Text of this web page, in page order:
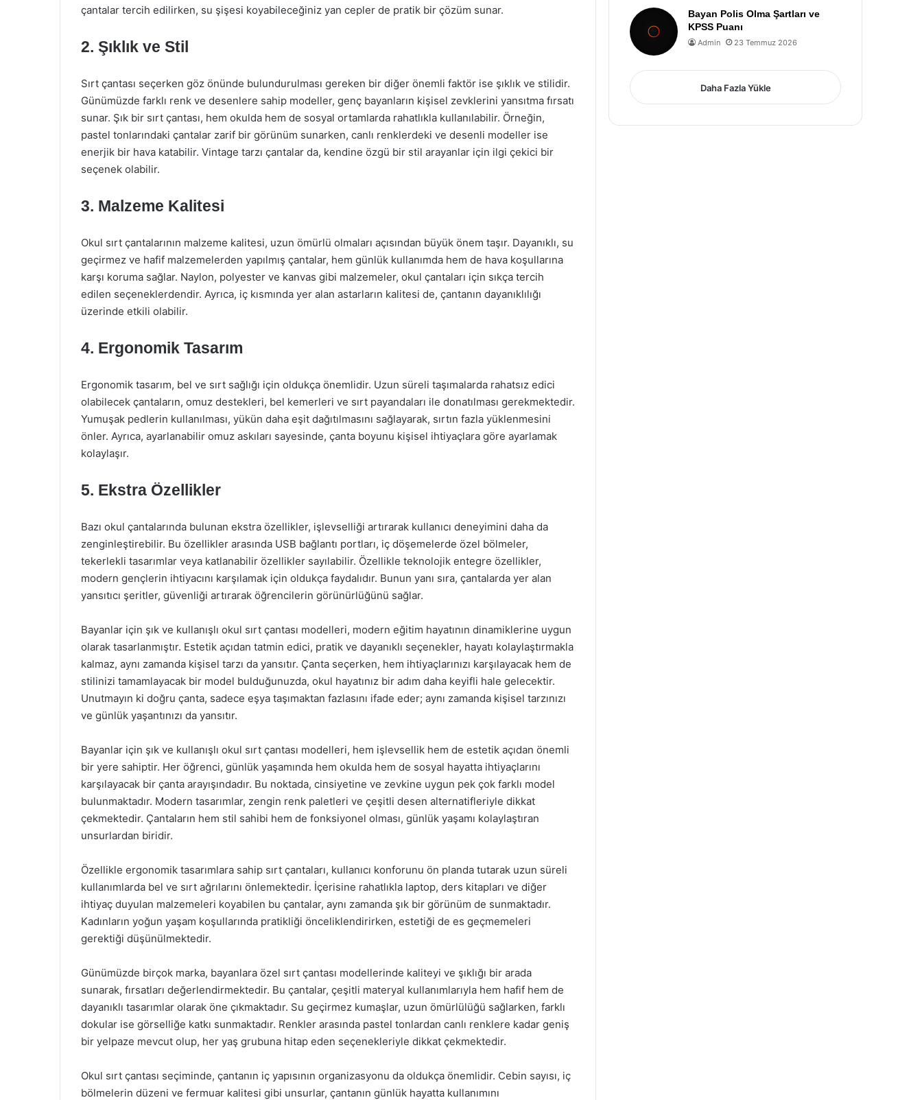
çantalar tercih edilirken, su şişesi koyabileceğiniz yan cepler de pratik bir çözüm sunar.
2. Şıklık ve Stil
Sırt çantası seçerken göz önünde bulundurulması gereken bir diğer önemli faktör ise şıklık ve stilidir.
Günümüzde farklı renk ve desenlere sahip modeller, genç bayanların kişisel zevklerini yansıtma fırsatı
sunar. Şık bir sırt çantası, hem okulda hem de sosyal ortamlarda rahatlıkla kullanılabilir. Örneğin,
pastel tonlarındaki çantalar zarif bir görünüm sunarken, canlı renklerdeki ve desenli modeller ise
enerjik bir hava katabilir. Vintage tarzı çantalar da, kendine özgü bir stil arayanlar için ilgi çekici bir
seçenek olabilir.
3. Malzeme Kalitesi
Okul sırt çantalarının malzeme kalitesi, uzun ömürlü olmaları açısından büyük önem taşır. Dayanıklı, su
geçirmez ve hafif malzemelerden yapılmış çantalar, hem günlük kullanımda hem de hava koşullarına
karşı koruma sağlar. Naylon, polyester ve kanvas gibi malzemeler, okul çantaları için sıkça tercih
edilen seçeneklerdendir. Ayrıca, iç kısmında yer alan astarların kalitesi de, çantanın dayanıklılığı
üzerinde etkili olabilir.
4. Ergonomik Tasarım
Ergonomik tasarım, bel ve sırt sağlığı için oldukça önemlidir. Uzun süreli taşımalarda rahatsız edici
olabilecek çantaların, omuz destekleri, bel kemerleri ve sırt payandaları ile donatılması gerekmektedir.
Yumuşak pedlerin kullanılması, yükün daha eşit dağıtılmasını sağlayarak, sırtın fazla yüklenmesini
önler. Ayrıca, ayarlanabilir omuz askıları sayesinde, çanta boyunu kişisel ihtiyaçlara göre ayarlamak
kolaylaşır.
5. Ekstra Özellikler
Bazı okul çantalarında bulunan ekstra özellikler, işlevselliği artırarak kullanıcı deneyimini daha da
zenginleştirebilir. Bu özellikler arasında USB bağlantı portları, iç döşemelerde özel bölmeler,
tekerlekli tasarımlar veya katlanabilir özellikler sayılabilir. Özellikle teknolojik entegre özellikler,
modern gençlerin ihtiyacını karşılamak için oldukça faydalıdır. Bunun yanı sıra, çantalarda yer alan
yansıtıcı şeritler, güvenliği artırarak öğrencilerin görünürlüğünü sağlar.
Bayanlar için şık ve kullanışlı okul sırt çantası modelleri, modern eğitim hayatının dinamiklerine uygun
olarak tasarlanmıştır. Estetik açıdan tatmin edici, pratik ve dayanıklı seçenekler, hayatı kolaylaştırmakla
kalmaz, aynı zamanda kişisel tarzı da yansıtır. Çanta seçerken, hem ihtiyaçlarınızı karşılayacak hem de
stilinizi tamamlayacak bir model bulduğunuzda, okul hayatınız bir adım daha keyifli hale gelecektir.
Unutmayın ki doğru çanta, sadece eşya taşımaktan fazlasını ifade eder; aynı zamanda kişisel tarzınızı
ve günlük yaşantınızı da yansıtır.
Bayanlar için şık ve kullanışlı okul sırt çantası modelleri, hem işlevsellik hem de estetik açıdan önemli
bir yere sahiptir. Her öğrenci, günlük yaşamında hem okulda hem de sosyal hayatta ihtiyaçlarını
karşılayacak bir çanta arayışındadır. Bu noktada, cinsiyetine ve zevkine uygun pek çok farklı model
bulunmaktadır. Modern tasarımlar, zengin renk paletleri ve çeşitli desen alternatifleriyle dikkat
çekmektedir. Çantaların hem stil sahibi hem de fonksiyonel olması, günlük yaşamı kolaylaştıran
unsurlardan biridir.
Özellikle ergonomik tasarımlara sahip sırt çantaları, kullanıcı konforunu ön planda tutarak uzun süreli
kullanımlarda bel ve sırt ağrılarını önlemektedir. İçerisine rahatlıkla laptop, ders kitapları ve diğer
ihtiyaç duyulan malzemeleri koyabilen bu çantalar, aynı zamanda şık bir görünüm de sunmaktadır.
Kadınların yoğun yaşam koşullarında pratikliği önceliklendirirken, estetiği de es geçmemeleri
gerektiği düşünülmektedir.
Günümüzde birçok marka, bayanlara özel sırt çantası modellerinde kaliteyi ve şıklığı bir arada
sunarak, fırsatları değerlendirmektedir. Bu çantalar, çeşitli materyal kullanımlarıyla hem hafif hem de
dayanıklı tasarımlar olarak öne çıkmaktadır. Su geçirmez kumaşlar, uzun ömürlülüğü sağlarken, farklı
dokular ise görselliğe katkı sunmaktadır. Renkler arasında pastel tonlardan canlı renklere kadar geniş
bir yelpaze mevcut olup, her yaş grubuna hitap eden seçenekleriyle dikkat çekmektedir.
Okul sırt çantası seçiminde, çantanın iç yapısının organizasyonu da oldukça önemlidir. Cebin sayısı, iç
bölmelerin düzeni ve fermuar kalitesi gibi unsurlar, çantanın günlük hayatta kullanımını
Bayan Polis Olma Şartları ve
KPSS Puanı
Admin 23 Temmuz 2026
Daha Fazla Yükle